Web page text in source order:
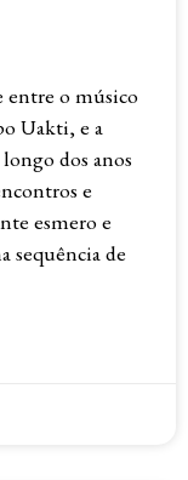
entre o músico
Uakti, e a
dos anos
e
esmero e
sequência de